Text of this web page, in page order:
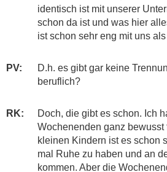
identisch ist mit unserer
schon da ist und was hier
ist schon sehr eng mit uns
PV:
D.h. es gibt gar keine
beruflich?
RK:
Doch, die gibt es schon. Ich
Wochenenden ganz
kleinen Kindern ist es schon
mal Ruhe zu haben und an
kommen. Aber die